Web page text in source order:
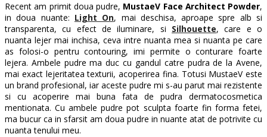
Recent am primit doua pudre, MustaeV Face Architect Powder,
in doua nuante: Light On, mai deschisa, aproape spre alb si
transparenta, cu efect de iluminare, si Silhouette, care e o
nuanta lejer mai inchisa, ceva intre nuanta mea si nuanta pe care
as folosi-o pentru contouring, imi permite o conturare foarte
lejera. Ambele pudre ma duc cu gandul catre pudra de la Avene,
mai exact lejeritatea texturii, acoperirea fina. Totusi MustaeV este
un brand profesional, iar aceste pudre mi s-au parut mai rezistente
si cu acoperire mai buna fata de pudra dermatocosmetica
mentionata. Cu ambele pudre pot sculpta foarte fin forma fetei,
ma bucur ca in sfarsit am doua pudre in nuante atat de potrivite cu
nuanta tenului meu.